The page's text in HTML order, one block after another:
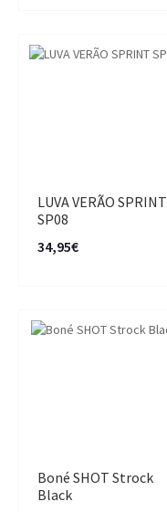
LUVA VERÃO SPRINT
SP08
34,95€
Boné SHOT Strock
Black